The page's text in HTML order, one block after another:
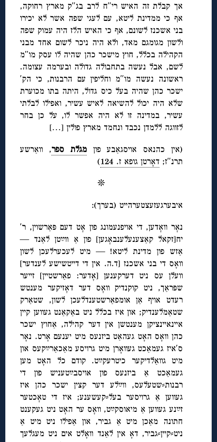
אך קבלת זה האיש רי″ח לרב בג″ק מארץ רחוקה,
אף כי ממדינת ליטא, עם לעגי שפה אשר לא יכירו
בני אשכנז לשונם, אף כי האיש הלז היה עמוק שפה
ולשון מגומגם מאד, ולא היה ניכר לשום אחד מבני
הקהילה בכלל, חוץ מישכר כהן שהיה לו עסק מו″מ
לשם, אבל נעשה בתחבולה גדולה ובערמה עצומה.
ראשונה נעשה מו″מ וחליפין עם הרבנות, כי הק′
ישכר כהן שהיה בעל כיס גדול, היתה בתו מכוערת
שלא היה יכול להשיאה לאיש עשיר, ואפילו לבלתי
עשיר, במדינה זו לא היה אפשר לו, על כן בחר
לזווגה ללמדן נכבד ונחמד מארץ פולין […]
(אין כהנאס אויסגאַבע פוןמגלת ספר, וואַרשע
תרנ″ז;דאָרטן גופא ז. 124
)
❊
איבערגעזעצטערהייט (בערך):
נאָר וואָדען, די אויפנעמונג פון אָט דעם פּאַרשוין, ר′
יח[זקאל קאַצענעלענבאָגען] פון אַ ווײַטן לאַנד —
אַזש פון מדינת ליטא! — מיט לעכערלעכן לשון
וואָס די בני אשכנז [ד.ה. אין די דייטשישע לענדער]
וועלן עס ניט דערקענען [אָדער: פאַרשטיין] זייער
שפּראַך, ניט קוקנדיק וואָס דער דאָזיקער מענטש
רעדט אויף אַן אומפאַרשטענדלעכן לשון, שטאַרק
שטאַמלענדיק; און איז בכלל ניט באַקאַנט געווען קיין
איינאיינציקן מענטשן אין דער קהילה, אַחוץ ישכר
כהן וואָס האָט געהאַט ביזנעס מיט יענעם אָרט. נאָר
ס′איז געמאַכט געוואָרן מיט גרויסע מאַכאַרײַקעס און
מיט גוואַלדיקער כיטרעקײַט. קודם כל האָט מען
געמאַכט אַ ביזנעס פון אויסבײַטעניש פון די
רבנות⸗שטעלעס, ווײַלע דער קצין ישכר כהן איז
געווען אַ גרויסער בעל⸗קעשענע; איז די טאָכטער
זײַנע געווען אַ מיאוסקײַט, וואָס ער האָט ניט געקענט
חתונה מאַכן מיט אַ גביר, און אַפילו ניט מיט אַ
ניט⸗קיין⸗גביר, דאָ אין לאַנד וואָלט אים ניט מעגלעך